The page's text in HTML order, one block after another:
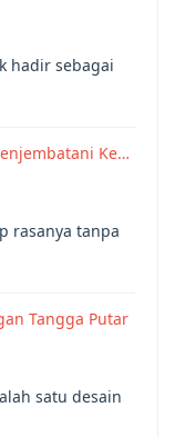
hadir sebagai
Ke…
rasanya tanpa
Tangga Putar
satu desain